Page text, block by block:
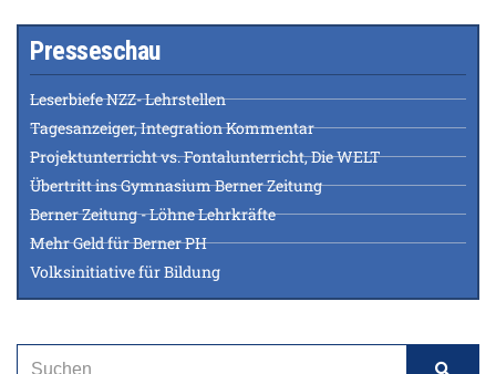
Presseschau
Leserbiefe NZZ- Lehrstellen
Tagesanzeiger, Integration Kommentar
Projektunterricht vs. Fontalunterricht, Die WELT
Übertritt ins Gymnasium Berner Zeitung
Berner Zeitung - Löhne Lehrkräfte
Mehr Geld für Berner PH
Volksinitiative für Bildung